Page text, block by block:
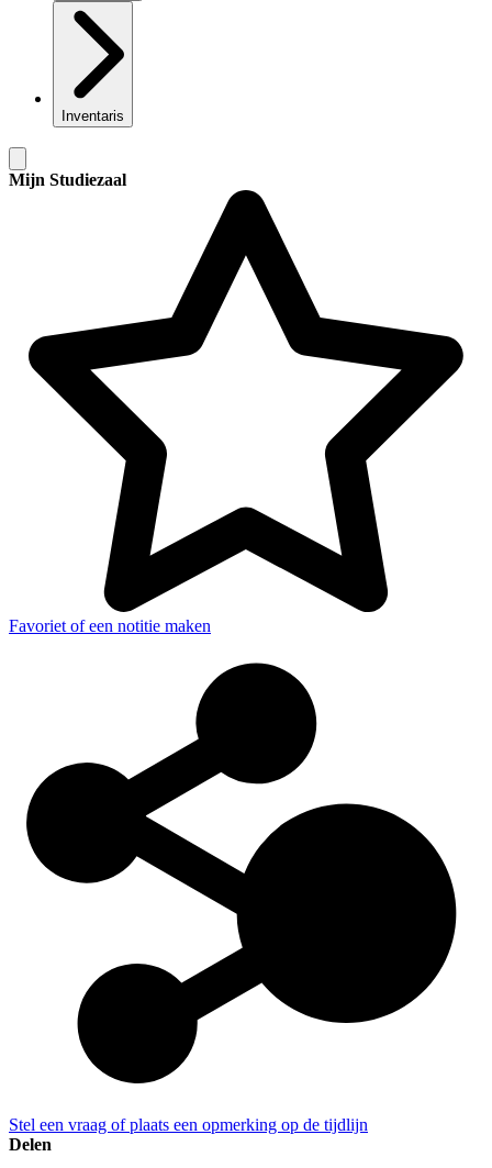
Inventaris
Mijn Studiezaal
Favoriet of een notitie maken
Stel een vraag of plaats een opmerking op de tijdlijn
Delen